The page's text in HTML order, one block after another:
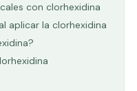
con clorhexidina
aplicar la clorhexidina